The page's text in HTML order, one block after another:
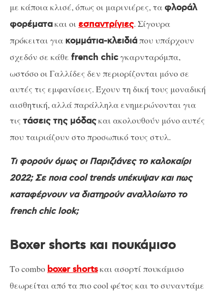
με κάποια κλισέ, όπως οι μαρινιέρες, ταφλοράλ
φορέματακαι οι εσπαντρίγιες. Σίγουρα
πρόκειται για κομμάτια-κλειδιάπου υπάρχουν
σχεδόν σε κάθε french chicγκαρνταρόμπα,
ωστόσο οι Γαλλίδες δεν περιορίζονται μόνο σε
αυτές τις εμφανίσεις. Έχουν τη δική τους μοναδική
αισθητική, αλλά παράλληλα ενημερώνονται για
τις τάσεις της μόδαςκαι ακολουθούν μόνο αυτές
που ταιριάζουν στο προσωπικό τους στυλ.
Τι φορούν όμως οι Παριζιάνες το καλοκαίρι
2022; Σε ποια cool trends υπέκυψαν και πως
καταφέρνουν να διατηρούν αναλλοίωτο το
french chic look;
Boxer shorts και πουκάμισο
Το combo boxer shortsκαι ασορτί πουκάμισο
θεωρείται από τα πιο cool φέτος και το συναντάμε